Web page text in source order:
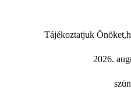
Tájékoztatjuk
2026.